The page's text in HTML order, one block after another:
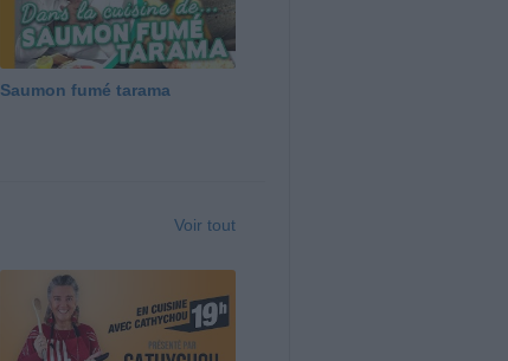
Saumon fumé tarama
Voir tout